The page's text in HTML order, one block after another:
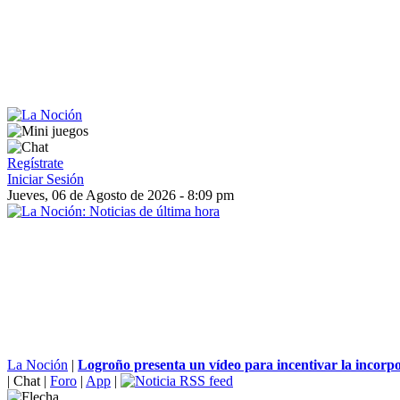
Regístrate
Iniciar Sesión
Jueves, 06 de Agosto de 2026 - 8:09 pm
La Noción | Logroño presenta un vídeo para incentivar la
| Chat | Foro | App |